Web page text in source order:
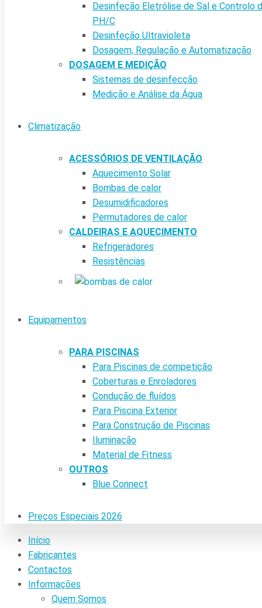
Desinfeção Eletrólise de Sal e Controlo
PH/C
Desinfeção Ultravioleta
Dosagem, Regulação e Automatização
DOSAGEM E MEDIÇÃO
Sistemas de desinfecção
Medição e Análise da Água
Climatização
ACESSÓRIOS DE VENTILAÇÃO
Aquecimento Solar
Bombas de calor
Desumidificadores
Permutadores de calor
CALDEIRAS E AQUECIMENTO
Refrigeradores
Resistências
Equipamentos
PARA PISCINAS
Para Piscinas de competição
Coberturas e Enroladores
Condução de fluídos
Para Piscina Exterior
Para Construção de Piscinas
Iluminação
Material de Fitness
OUTROS
Blue Connect
Preços Especiais 2026
Início
Fabricantes
Contactos
Informações
Quem Somos